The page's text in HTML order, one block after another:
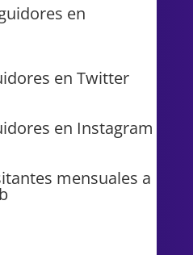
en
en Twitter
en Instagram
mensuales a